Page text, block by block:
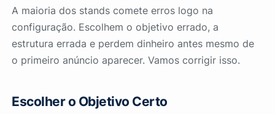
A maioria dos stands comete erros logo na
configuração. Escolhem o objetivo errado, a
estrutura errada e perdem dinheiro antes mesmo de
o primeiro anúncio aparecer. Vamos corrigir isso.
Escolher o Objetivo Certo